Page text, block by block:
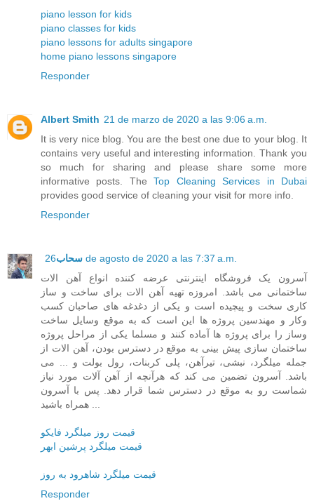
piano lesson for kids
piano classes for kids
piano lessons for adults singapore
home piano lessons singapore
Responder
Albert Smith 21 de marzo de 2020 a las 9:06 a.m.
It is very nice blog. You are the best one due to your blog. It
contains very useful and interesting information. Thank you
so much for sharing and please share some more
informative posts. TheTop Cleaning Services in Dubai
provides good service of cleaning your visit for more info.
Responder
سحاب 26 de agosto de 2020 a las 7:37 a.m.
آسرون یک فروشگاه اینترنتی عرضه کننده انواع آهن الات
ساختمانی می باشد. امروزه تهیه آهن الات برای ساخت و ساز
کاری سخت و پیچیده است و یکی از دغدغه های صاحبان کسب
وکار و مهندسین پروژه ها این است که به موقع وسایل ساخت
وساز را برای پروژه ها آماده کنند و مسلما یکی از مراحل پروژه
ساختمان سازی پیش بینی به موقع در دسترس بودن، آهن الات از
جمله میلگرد، نبشی، تیرآهن، پلی کربنات، رول بولت و ... می
باشد. آسرون تضمین می کند که هرآنچه از آهن آلات مورد نیاز
شماست رو به موقع در دسترس شما قرار دهد. پس با آسرون
همراه باشید ...
قیمت روز میلگرد فایکو
قیمت میلگرد پرشین ابهر
قیمت میلگرد شاهرود به روز
Responder